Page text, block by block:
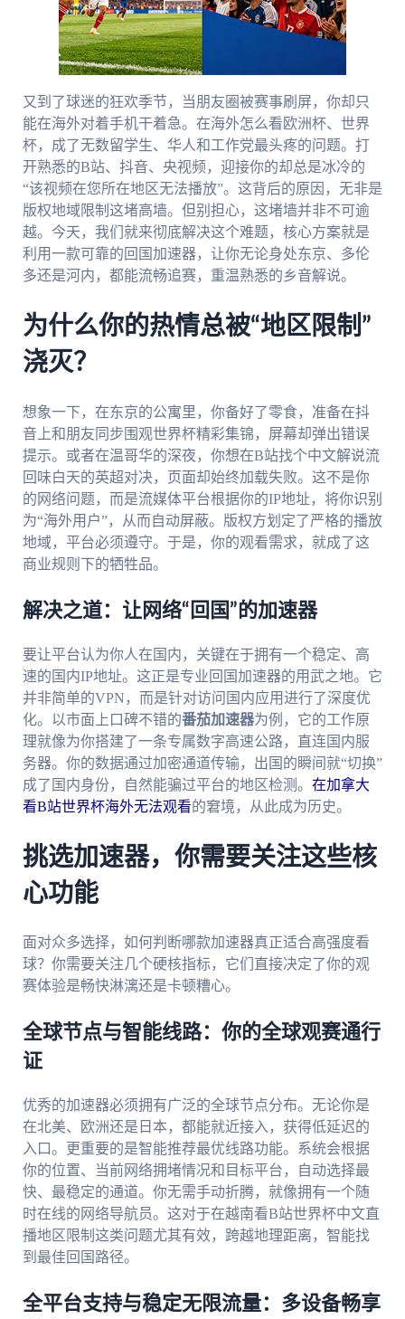
又到了球迷的狂欢季节，当朋友圈被赛事刷屏，你却只
能在海外对着手机干着急。在海外怎么看欧洲杯、世界
杯，成了无数留学生、华人和工作党最头疼的问题。打
开熟悉的B站、抖音、央视频，迎接你的却总是冰冷的
“该视频在您所在地区无法播放”。这背后的原因，无非是
版权地域限制这堵高墙。但别担心，这堵墙并非不可逾
越。今天，我们就来彻底解决这个难题，核心方案就是
利用一款可靠的回国加速器，让你无论身处东京、多伦
多还是河内，都能流畅追赛，重温熟悉的乡音解说。
为什么你的热情总被“地区限制”
浇灭？
想象一下，在东京的公寓里，你备好了零食，准备在抖
音上和朋友同步围观世界杯精彩集锦，屏幕却弹出错误
提示。或者在温哥华的深夜，你想在B站找个中文解说流
回味白天的英超对决，页面却始终加载失败。这不是你
的网络问题，而是流媒体平台根据你的IP地址，将你识别
为“海外用户”，从而自动屏蔽。版权方划定了严格的播放
地域，平台必须遵守。于是，你的观看需求，就成了这
商业规则下的牺牲品。
解决之道：让网络“回国”的加速器
要让平台认为你人在国内，关键在于拥有一个稳定、高
速的国内IP地址。这正是专业回国加速器的用武之地。它
并非简单的VPN，而是针对访问国内应用进行了深度优
化。以市面上口碑不错的番茄加速器为例，它的工作原
理就像为你搭建了一条专属数字高速公路，直连国内服
务器。你的数据通过加密通道传输，出国的瞬间就“切换”
成了国内身份，自然能骗过平台的地区检测。 在加拿大
看B站世界杯海外无法观看的窘境，从此成为历史。
挑选加速器，你需要关注这些核
心功能
面对众多选择，如何判断哪款加速器真正适合高强度看
球？你需要关注几个硬核指标，它们直接决定了你的观
赛体验是畅快淋漓还是卡顿糟心。
全球节点与智能线路：你的全球观赛通行
证
优秀的加速器必须拥有广泛的全球节点分布。无论你是
在北美、欧洲还是日本，都能就近接入，获得低延迟的
入口。更重要的是智能推荐最优线路功能。系统会根据
你的位置、当前网络拥堵情况和目标平台，自动选择最
快、最稳定的通道。你无需手动折腾，就像拥有一个随
时在线的网络导航员。这对于在越南看B站世界杯中文直
播地区限制这类问题尤其有效，跨越地理距离，智能找
到最佳回国路径。
全平台支持与稳定无限流量：多设备畅享